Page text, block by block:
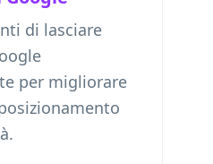
di lasciare
per migliorare